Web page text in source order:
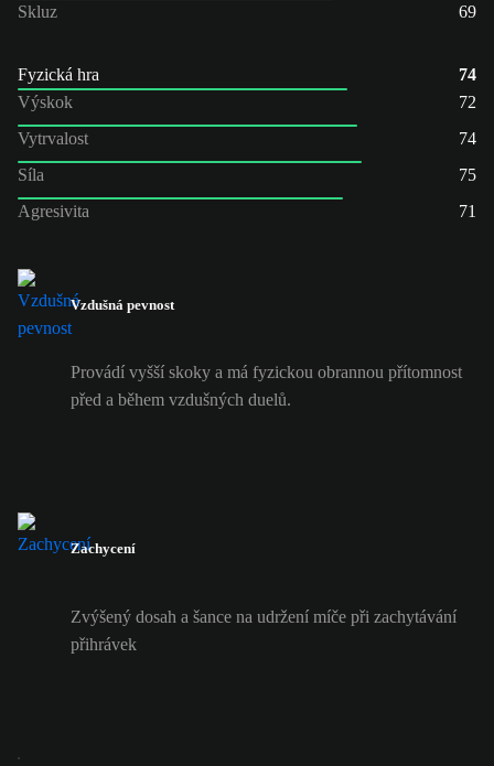
Skluz
69
Fyzická hra
74
Výskok
72
Vytrvalost
74
Síla
75
Agresivita
71
Vzdušná pevnost
Provádí vyšší skoky a má fyzickou obrannou přítomnost
před a během vzdušných duelů.
Zachycení
Zvýšený dosah a šance na udržení míče při zachytávání
přihrávek